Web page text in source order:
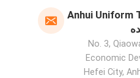
Anhui Uniform
No. 3,
Economic
Hefei City,